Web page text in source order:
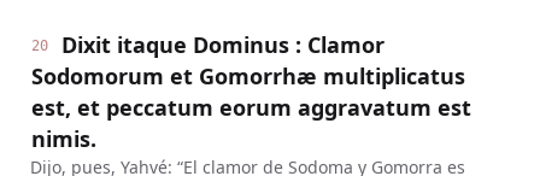
20
Dixit itaque Dominus : Clamor
Sodomorum et Gomorrhæ multiplicatus
est, et peccatum eorum aggravatum est
nimis.
Dijo, pues, Yahvé: “El clamor de Sodoma y Gomorra es